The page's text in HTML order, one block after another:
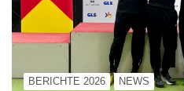
BERICHTE 2026 NEWS